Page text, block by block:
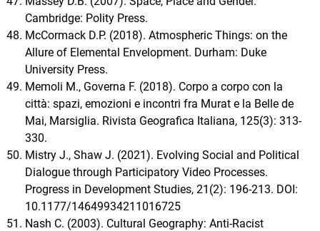
Cambridge: Polity Press.
McCormack D.P. (2018). Atmospheric Things: on the
Allure of Elemental Envelopment. Durham: Duke
University Press.
Memoli M., Governa F. (2018). Corpo a corpo con la
città: spazi, emozioni e incontri fra Murat e la Belle de
Mai, Marsiglia. Rivista Geografica Italiana, 125(3): 313-
330.
Mistry J., Shaw J. (2021). Evolving Social and Political
Dialogue through Participatory Video Processes.
Progress in Development Studies, 21(2): 196-213. DOI:
10.1177/14649934211016725
Nash C. (2003). Cultural Geography: Anti-Racist